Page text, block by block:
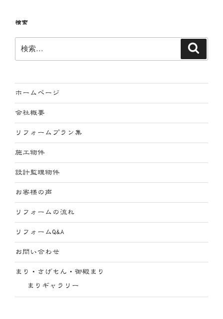
検索
索:
ホームページ
会社概要
リフォームプラン集
施工物件
設計監理物件
お客様の声
リフォームの流れ
リフォームQ&A
お問い合わせ
まり・さげもん・御殿まり
まりギャラリー